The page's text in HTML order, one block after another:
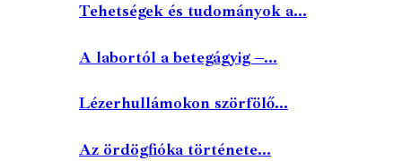
Tehetségek és tudományok a...
A labortól a betegágyig –...
Lézerhullámokon szörfölő...
Az ördögfióka története...